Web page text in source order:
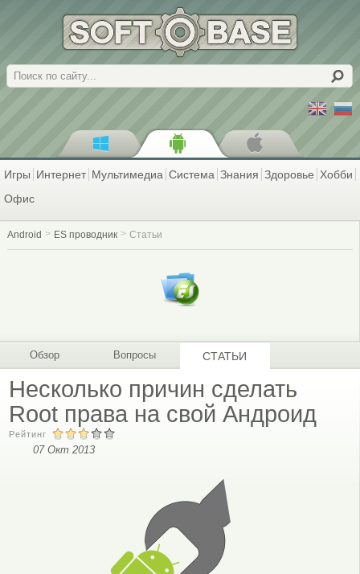
Поиск
Игры Интернет Мультимедиа Система Знания Здоровье Хобби
Офис
Android ES проводник Статьи
Обзор Вопросы СТАТЬИ
Несколько причин сделать
Root права на свой Андроид
Рейтинг
07 Окт 2013